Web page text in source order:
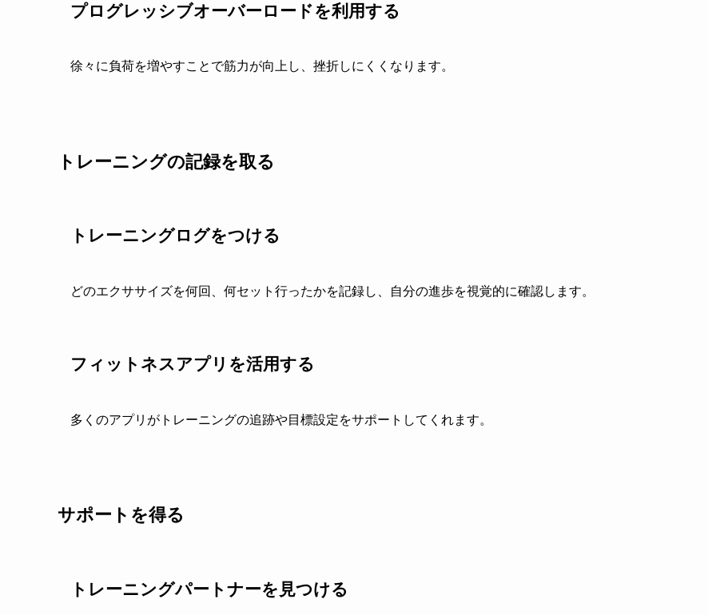
プログレッシブオーバーロードを利用する
徐々に負荷を増やすことで筋力が向上し、挫折しにくくなります。
トレーニングの記録を取る
トレーニングログをつける
どのエクササイズを何回、何セット行ったかを記録し、自分の進歩を視覚的に確認します。
フィットネスアプリを活用する
多くのアプリがトレーニングの追跡や目標設定をサポートしてくれます。
サポートを得る
トレーニングパートナーを見つける